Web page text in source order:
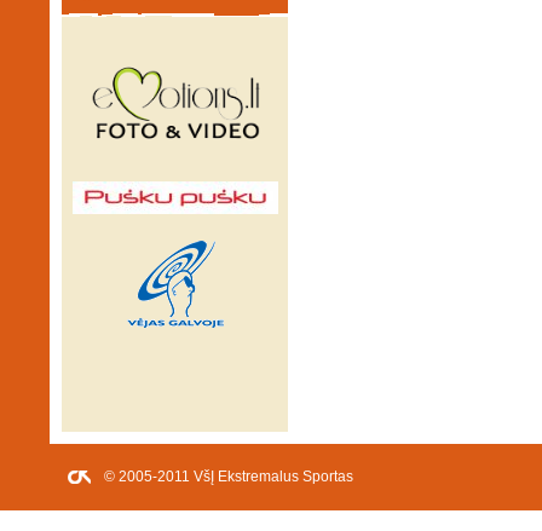
© 2005-2011 VšĮ Ekstremalus Sportas